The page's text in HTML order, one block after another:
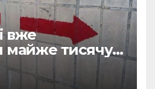
вже
майже тисячу
виявили